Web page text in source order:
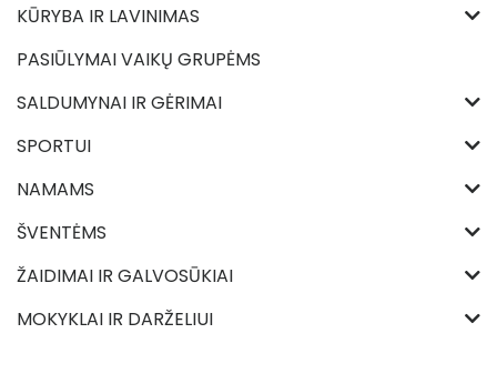
KŪRYBA IR LAVINIMAS
PASIŪLYMAI VAIKŲ GRUPĖMS
SALDUMYNAI IR GĖRIMAI
SPORTUI
NAMAMS
ŠVENTĖMS
ŽAIDIMAI IR GALVOSŪKIAI
MOKYKLAI IR DARŽELIUI